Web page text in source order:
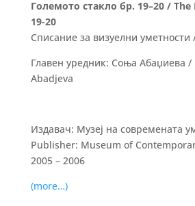
Големото стакло бр. 19–20 / The
19-20
Списание за визуелни
Главен уредник: Соња Абаџиева /
Abadjeva
Издавач: Музеј на современата
Publisher: Museum of
2005 – 2006
(more…)